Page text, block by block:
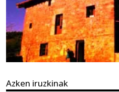
Azken iruzkinak